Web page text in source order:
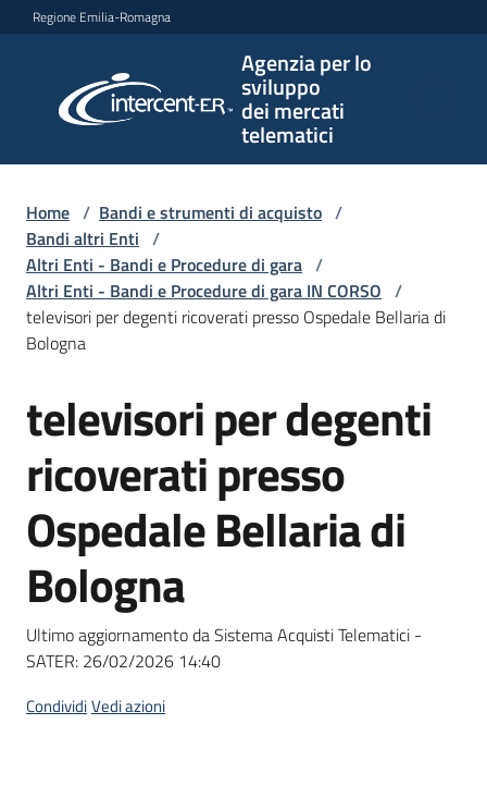
Vai al contenuto
Vai alla navigazione
Vai al footer
Regione Emilia-Romagna
Agenzia per lo
sviluppo
dei mercati
telematici
per lo
sviluppo
telematici
L'Agenzia
Bandi
e
di
Supporto
Piattaforme
telematiche
Home / Bandi e strumenti di acquisto /
Bandi altri Enti /
Altri Enti - Bandi e Procedure di gara /
Altri Enti - Bandi e Procedure di gara IN CORSO /
televisori per degenti ricoverati presso Ospedale Bellaria di
Bologna
Salta al contenuto
televisori per degenti
ricoverati presso
Ospedale Bellaria di
Bologna
Ultimo aggiornamento da Sistema Acquisti Telematici -
SATER: 26/02/2026 14:40
CondividiVedi azioni